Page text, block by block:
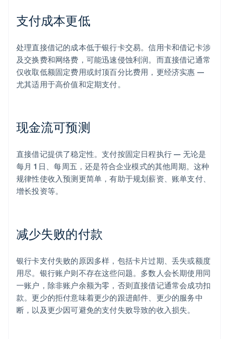
支付成本更低
处理直接借记的成本低于银行卡交易。信用卡和借记卡涉
及交换费和网络费，可能迅速侵蚀利润。而直接借记通常
仅收取低额固定费用或封顶百分比费用，更经济实惠 —
尤其适用于高价值和定期支付。
现金流可预测
直接借记提供了稳定性。支付按固定日程执行 — 无论是
每月 1 日、每周五，还是符合企业模式的其他周期。这种
规律性使收入预测更简单，有助于规划薪资、账单支付、
增长投资等。
减少失败的付款
银行卡支付失败的原因多样，包括卡片过期、丢失或额度
用尽。银行账户则不存在这些问题。多数人会长期使用同
一账户，除非账户余额为零，否则直接借记通常会成功扣
款。更少的拒付意味着更少的跟进邮件、更少的服务中
断，以及更少因可避免的支付失败导致的收入损失。